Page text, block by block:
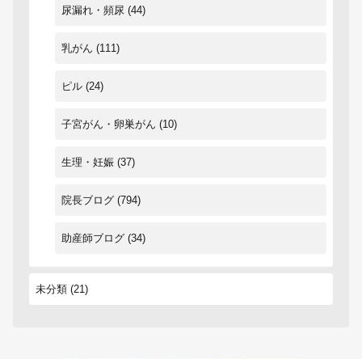
尿漏れ・頻尿 (44)
乳がん (111)
ピル (24)
子宮がん・卵巣がん (10)
生理・妊娠 (37)
院長ブログ (794)
助産師ブログ (34)
未分類 (21)